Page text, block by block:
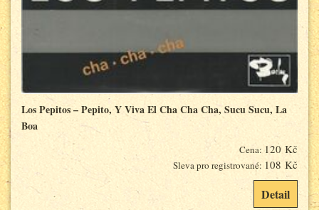
Los Pepitos – Pepito, Y Viva El Cha Cha Cha, Sucu Sucu, La
Boa
Cena: 120 Kč
Sleva pro registrované: 108 Kč
Detail